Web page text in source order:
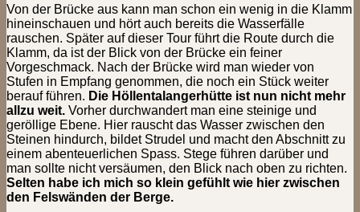
Von der Brücke aus kann man schon ein wenig in die Klamm
hineinschauen und hört auch bereits die Wasserfälle
rauschen. Später auf dieser Tour führt die Route durch die
Klamm, da ist der Blick von der Brücke ein feiner
Vorgeschmack. Nach der Brücke wird man wieder von
Stufen in Empfang genommen, die noch ein Stück weiter
berauf führen. Die Höllentalangerhütte ist nun nicht mehr
allzu weit. Vorher durchwandert man eine steinige und
geröllige Ebene. Hier rauscht das Wasser zwischen den
Steinen hindurch, bildet Strudel und macht den Abschnitt zu
einem abenteuerlichen Spass. Stege führen darüber und
man sollte nicht versäumen, den Blick nach oben zu richten.
Selten habe ich mich so klein gefühlt wie hier zwischen
den Felswänden der Berge.